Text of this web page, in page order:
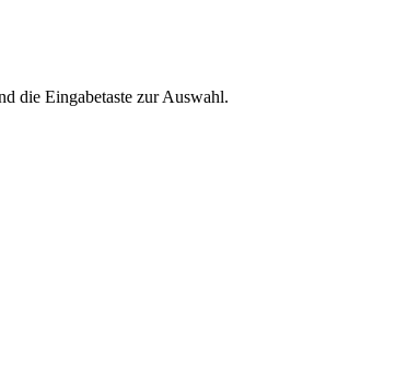
die Eingabetaste zur Auswahl.